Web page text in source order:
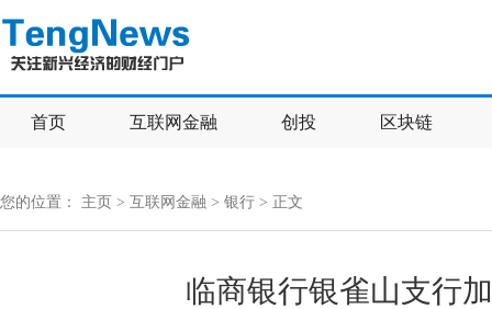
首页 互联网金融 创投 区块链
您的位置： 主页 > 互联网金融 > 银行 > 正文
临商银行银雀山支行